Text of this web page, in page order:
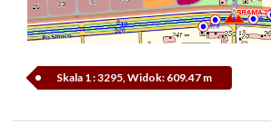
Skala 1 : 3295, Widok: 609.47 m